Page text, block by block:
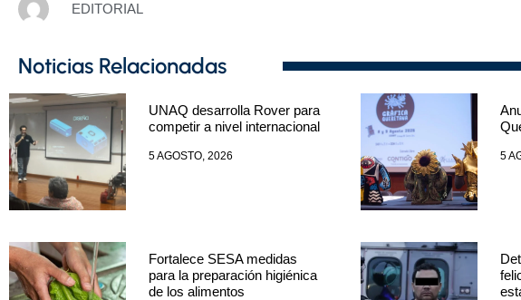
EDITORIAL
Noticias Relacionadas
UNAQ desarrolla Rover para
competir a nivel internacional
5 AGOSTO, 2026 5
Fortalece SESA medidas
para la preparación higiénica
de los alimentos